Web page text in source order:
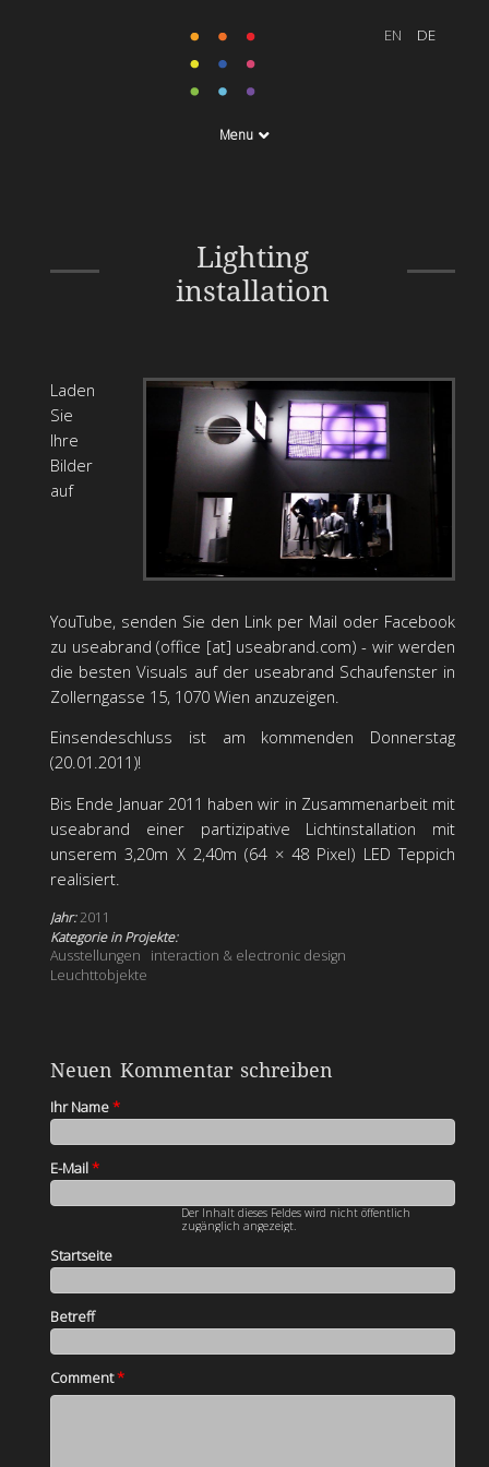
Menu
Lighting
installation
Lighting installation hosted
by useabrand.com, vienna
Laden
Sie
Ihre
Bilder
auf
YouTube, senden Sie den Link per Mail oder Facebook
zu useabrand (office [at] useabrand.com) - wir werden
die besten Visuals auf der useabrand Schaufenster in
Zollerngasse 15, 1070 Wien anzuzeigen.
Einsendeschluss ist am kommenden Donnerstag
(20.01.2011)!
Bis Ende Januar 2011 haben wir in Zusammenarbeit mit
useabrand einer partizipative Lichtinstallation mit
unserem 3,20m X 2,40m (64 × 48 Pixel) LED Teppich
realisiert.
Jahr:2011
Kategorie in Projekte:
Ausstellungen
interaction & electronic design
Leuchttobjekte
Neuen Kommentar schreiben
Ihr Name*
E-Mail*
Der Inhalt dieses Feldes wird nicht öffentlich
zugänglich angezeigt.
Startseite
Betreff
Comment*